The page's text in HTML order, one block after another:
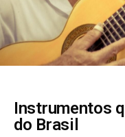
Instrumentos
do Brasil